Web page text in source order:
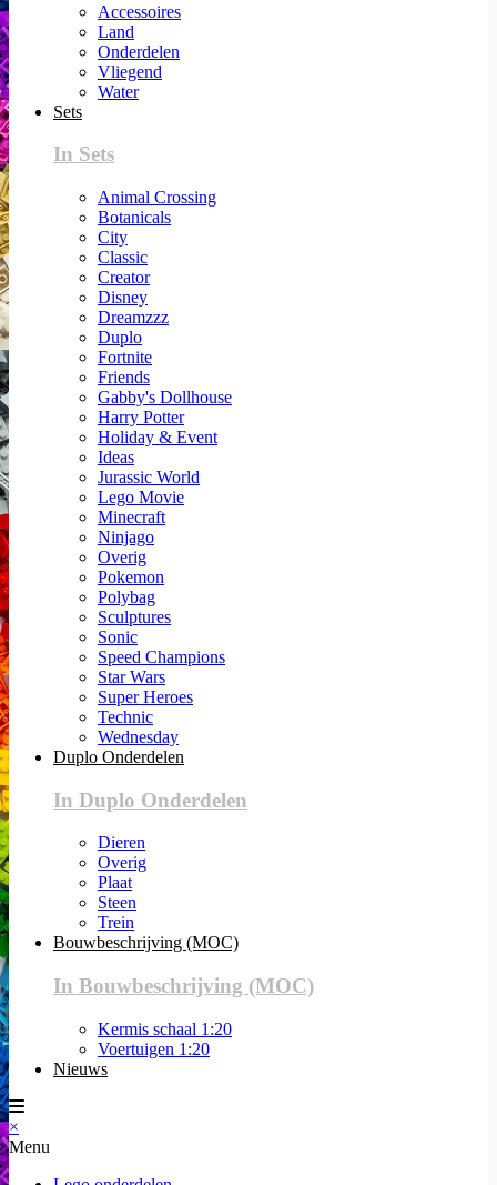
Accessoires
Land
Onderdelen
Vliegend
Water
Sets
In Sets
Animal Crossing
Botanicals
City
Classic
Creator
Disney
Dreamzzz
Duplo
Fortnite
Friends
Gabby's Dollhouse
Harry Potter
Holiday & Event
Ideas
Jurassic World
Lego Movie
Minecraft
Ninjago
Overig
Pokemon
Polybag
Sculptures
Sonic
Speed Champions
Star Wars
Super Heroes
Technic
Wednesday
Duplo Onderdelen
In Duplo Onderdelen
Dieren
Overig
Plaat
Steen
Trein
Bouwbeschrijving (MOC)
In Bouwbeschrijving (MOC)
Kermis schaal 1:20
Voertuigen 1:20
Nieuws
×
Menu